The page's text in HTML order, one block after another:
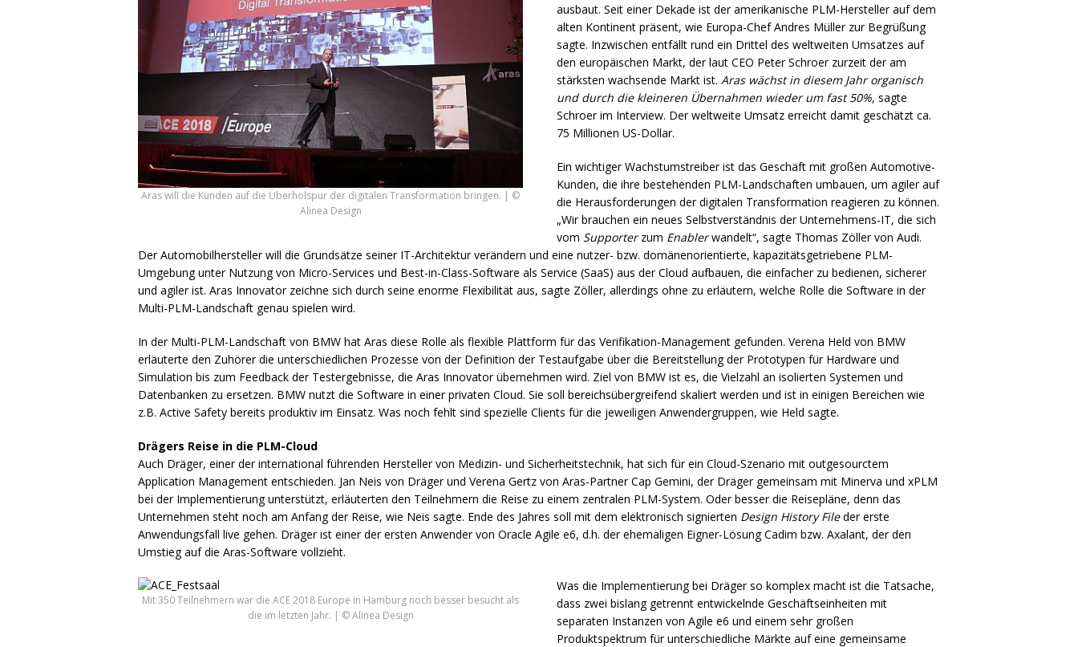
Aras will die Kunden auf die Überholspur der digitalen Transformation bringen. | ©
Alinea Design
ausbaut. Seit einer Dekade ist der amerikanische PLM-Hersteller auf dem
alten Kontinent präsent, wie Europa-Chef Andres Müller zur Begrüßung
sagte. Inzwischen entfällt rund ein Drittel des weltweiten Umsatzes auf
den europäischen Markt, der laut CEO Peter Schroer zurzeit der am
stärksten wachsende Markt ist. Aras wächst in diesem Jahr organisch
und durch die kleineren Übernahmen wieder um fast 50%, sagte
Schroer im Interview. Der weltweite Umsatz erreicht damit geschätzt ca.
75 Millionen US-Dollar.
Ein wichtiger Wachstumstreiber ist das Geschäft mit großen Automotive-
Kunden, die ihre bestehenden PLM-Landschaften umbauen, um agiler auf
die Herausforderungen der digitalen Transformation reagieren zu können.
„Wir brauchen ein neues Selbstverständnis der Unternehmens-IT, die sich
vom Supporterzum Enablerwandelt“, sagte Thomas Zöller von Audi.
Der Automobilhersteller will die Grundsätze seiner IT-Architektur verändern und eine nutzer- bzw. domänenorientierte, kapazitätsgetriebene PLM-
Umgebung unter Nutzung von Micro-Services und Best-in-Class-Software als Service (SaaS) aus der Cloud aufbauen, die einfacher zu bedienen, sicherer
und agiler ist. Aras Innovator zeichne sich durch seine enorme Flexibilität aus, sagte Zöller, allerdings ohne zu erläutern, welche Rolle die Software in der
Multi-PLM-Landschaft genau spielen wird.
In der Multi-PLM-Landschaft von BMW hat Aras diese Rolle als flexible Plattform für das Verifikation-Management gefunden. Verena Held von BMW
erläuterte den Zuhörer die unterschiedlichen Prozesse von der Definition der Testaufgabe über die Bereitstellung der Prototypen für Hardware und
Simulation bis zum Feedback der Testergebnisse, die Aras Innovator übernehmen wird. Ziel von BMW ist es, die Vielzahl an isolierten Systemen und
Datenbanken zu ersetzen. BMW nutzt die Software in einer privaten Cloud. Sie soll bereichsübergreifend skaliert werden und ist in einigen Bereichen wie
z.B. Active Safety bereits produktiv im Einsatz. Was noch fehlt sind spezielle Clients für die jeweiligen Anwendergruppen, wie Held sagte.
Drägers Reise in die PLM-Cloud
Auch Dräger, einer der international führenden Hersteller von Medizin- und Sicherheitstechnik, hat sich für ein Cloud-Szenario mit outgesourctem
Application Management entschieden. Jan Neis von Dräger und Verena Gertz von Aras-Partner Cap Gemini, der Dräger gemeinsam mit Minerva und xPLM
bei der Implementierung unterstützt, erläuterten den Teilnehmern die Reise zu einem zentralen PLM-System. Oder besser die Reisepläne, denn das
Unternehmen steht noch am Anfang der Reise, wie Neis sagte. Ende des Jahres soll mit dem elektronisch signierten Design History Fileder erste
Anwendungsfall live gehen. Dräger ist einer der ersten Anwender von Oracle Agile e6, d.h. der ehemaligen Eigner-Lösung Cadim bzw. Axalant, der den
Umstieg auf die Aras-Software vollzieht.
Mit 350 Teilnehmern war die ACE 2018 Europe in Hamburg noch besser besucht als
die im letzten Jahr. | © Alinea Design
Was die Implementierung bei Dräger so komplex macht ist die Tatsache,
dass zwei bislang getrennt entwickelnde Geschäftseinheiten mit
separaten Instanzen von Agile e6 und einem sehr großen
Produktspektrum für unterschiedliche Märkte auf eine gemeinsame